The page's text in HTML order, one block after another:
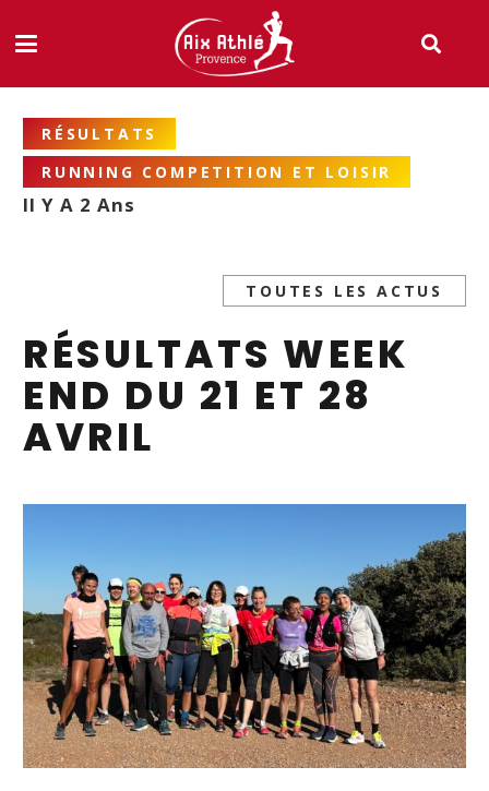
RÉSULTATS
RUNNING COMPETITION ET LOISIR
Il Y A 2 Ans
TOUTES LES ACTUS
RÉSULTATS WEEK
END DU 21 ET 28
AVRIL